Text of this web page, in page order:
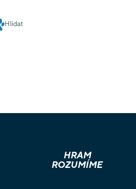
Hlídat
HRÁM
ROZUMÍME